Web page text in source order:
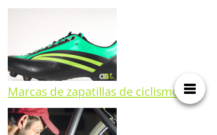
Marcas de zapatillas de ciclismo